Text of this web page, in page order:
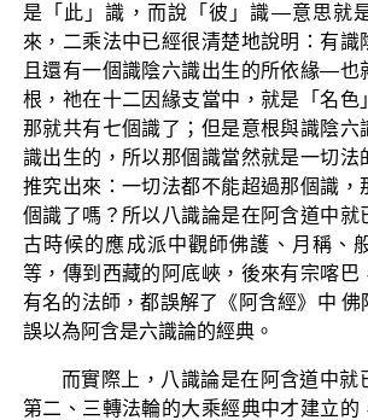
是「此」識，而說「彼」識—意思就
來，二乘法中已經很清楚地說明：有識
且還有一個識陰六識出生的所依緣—也
根，祂在十二因緣支當中，就是「名色
那就共有七個識了；但是意根與識陰六
識出生的，所以那個識當然就是一切法
推究出來：一切法都不能超過那個識，
個識了嗎？所以八識論是在阿含道中就
古時候的應成派中觀師佛護、月稱、
等，傳到西藏的阿底峽，後來有宗喀巴
有名的法師，都誤解了《阿含經》中 佛
誤以為阿含是六識論的經典。
而實際上，八識論是在阿含道中就
第二、三轉法輪的大乘經典中才建立的